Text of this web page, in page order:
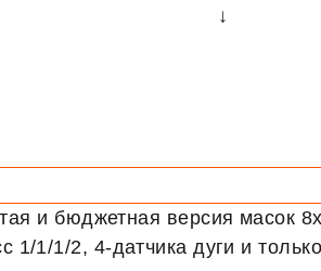
↓
и бюджетная версия масок
1/1/1/2, 4-датчика дуги и